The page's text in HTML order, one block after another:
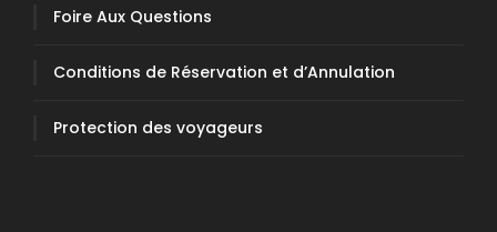
Foire Aux Questions
Conditions de Réservation et d’Annulation
Protection des voyageurs